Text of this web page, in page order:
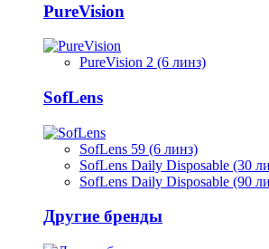
PureVision
PureVision 2 (6 линз)
SofLens
SofLens 59 (6 линз)
SofLens Daily Disposable (30
SofLens Daily Disposable (90
Другие бренды